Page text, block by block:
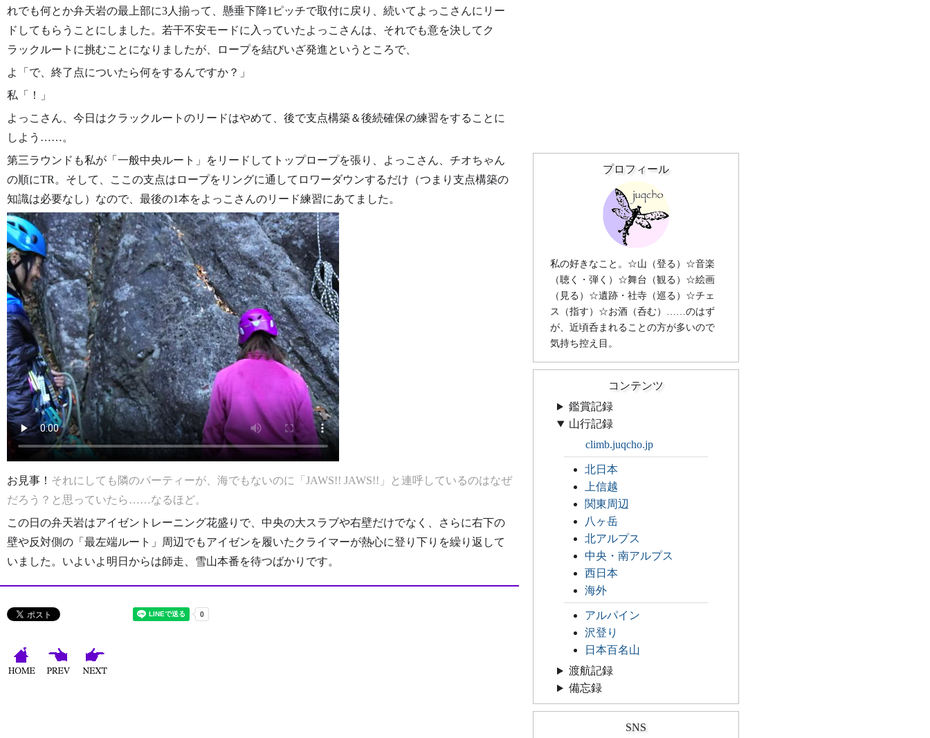
れでも何とか弁天岩の最上部に3人揃って、懸垂下降1ピッチで取付に戻り、続いてよっこさんにリー
ドしてもらうことにしました。若干不安モードに入っていたよっこさんは、それでも意を決してク
ラックルートに挑むことになりましたが、ロープを結びいざ発進というところで、
よ「で、終了点についたら何をするんですか？」
私「！」
よっこさん、今日はクラックルートのリードはやめて、後で支点構築＆後続確保の練習をすることに
しよう……。
第三ラウンドも私が「一般中央ルート」をリードしてトップロープを張り、よっこさん、チオちゃん
の順にTR。そして、ここの支点はロープをリングに通してロワーダウンするだけ（つまり支点構築の
知識は必要なし）なので、最後の1本をよっこさんのリード練習にあてました。
お見事！ それにしても隣のパーティーが、海でもないのに「JAWS!! JAWS!!」と連呼しているのはなぜ
だろう？と思っていたら……なるほど。
この日の弁天岩はアイゼントレーニング花盛りで、中央の大スラブや右壁だけでなく、さらに右下の
壁や反対側の「最左端ルート」周辺でもアイゼンを履いたクライマーが熱心に登り下りを繰り返して
いました。いよいよ明日からは師走、雪山本番を待つばかりです。
プロフィール
私の好きなこと。☆山（登る）☆音楽
（聴く・弾く）☆舞台（観る）☆絵画
（見る）☆遺跡・社寺（巡る）☆チェ
ス（指す）☆お酒（呑む）……のはず
が、近頃呑まれることの方が多いので
気持ち控え目。
コンテンツ
鑑賞記録
山行記録
climb.juqcho.jp
北日本
上信越
関東周辺
八ヶ岳
北アルプス
中央・南アルプス
西日本
海外
アルパイン
沢登り
日本百名山
渡航記録
備忘録
SNS